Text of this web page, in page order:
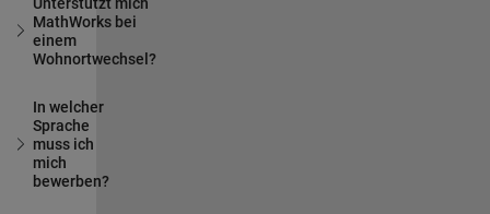
MathWorks bei
einem
Wohnortwechsel?
In welcher
Sprache
muss ich
mich
bewerben?